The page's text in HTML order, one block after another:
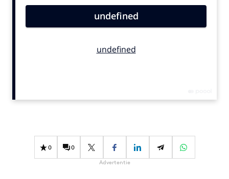
Campagnes
Design
Gedragsverandering
0 0
Advertentie